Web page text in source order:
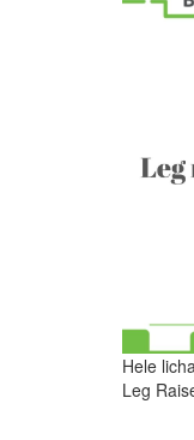
Hele
Leg